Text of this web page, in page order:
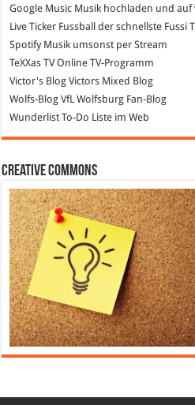
Google Music Musik hochladen und
Live Ticker Fussball
der schnellste Fussi
SpotifyMusik umsonst per Stream
TeXXas TVOnline TV-Programm
Victor's Blog Victors Mixed Blog
Wolfs-Blog VfL Wolfsburg Fan-Blog
WunderlistTo-Do Liste im Web
Creative Commons